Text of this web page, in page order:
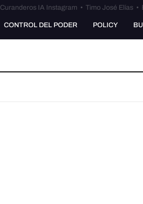
Curanderos IA Instagram • Timo José Elías•
CONTROL DEL PODER POLICY